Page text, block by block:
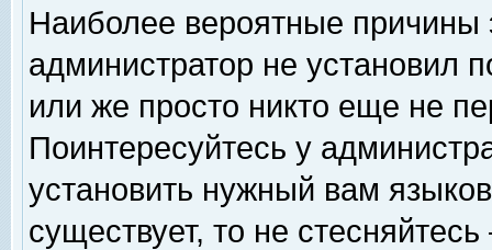
Наиболее вероятные причины
администратор не установил
или же просто никто еще не
Поинтересуйтесь у
установить нужный вам
существует, то не